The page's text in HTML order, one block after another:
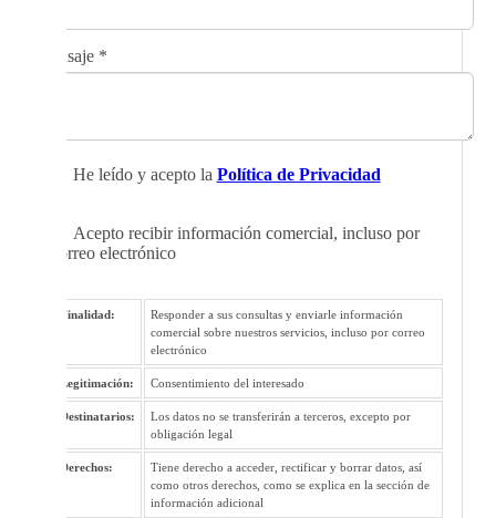
Mensaje *
He leído y acepto la Política de Privacidad
Acepto recibir información comercial, incluso por
correo electrónico
Finalidad:
Responder a sus consultas y enviarle información
comercial sobre nuestros servicios, incluso por correo
electrónico
Legitimación: Consentimiento del interesado
Destinatarios:
Los datos no se transferirán a terceros, excepto por
obligación legal
Derechos:
Tiene derecho a acceder, rectificar y borrar datos, así
como otros derechos, como se explica en la sección de
información adicional